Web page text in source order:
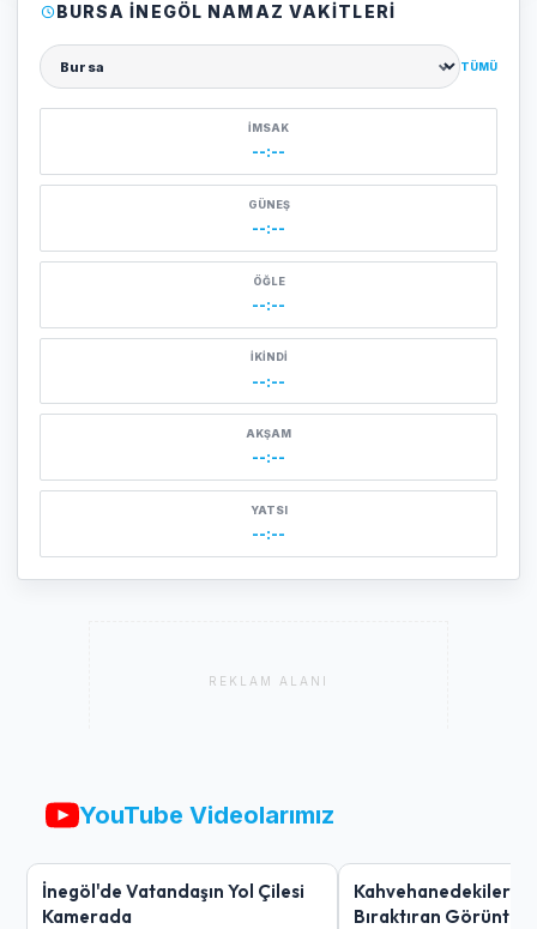
BURSA İNEGÖL NAMAZ VAKITLERI
Şehir seçin
TÜMÜ
İMSAK
--:--
GÜNEŞ
--:--
ÖĞLE
--:--
İKINDI
--:--
AKŞAM
--:--
YATSI
--:--
REKLAM ALANI
YouTube Videolarımız
İnegöl'de Vatandaşın Yol Çilesi
Kamerada
Kahvehanedekiler
Bıraktıran Görüntü!